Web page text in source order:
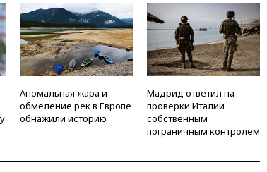
Аномальная жара и
обмеление рек в Европе
обнажили историю
Мадрид ответил на
проверки Италии
собственным
пограничным контролем